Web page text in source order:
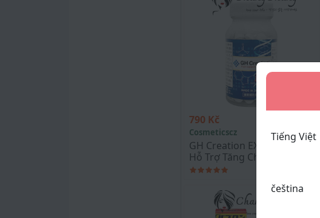
790 Kč
Cosmeticscz
GH Creation EX Viên Uống
Hỗ Trợ Tăng Chiều Cao
Nhật Bản
Tiếng Việt
čeština